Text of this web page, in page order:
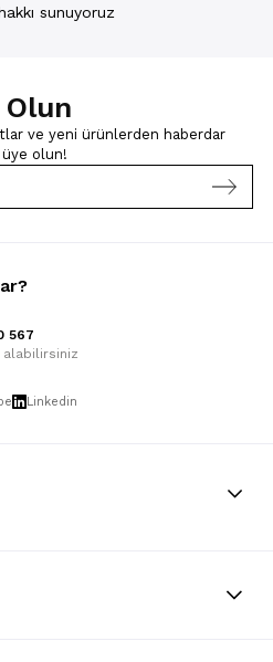
sunuyoruz
ve yeni ürünlerden haberdar
olun!
567
Linkedin